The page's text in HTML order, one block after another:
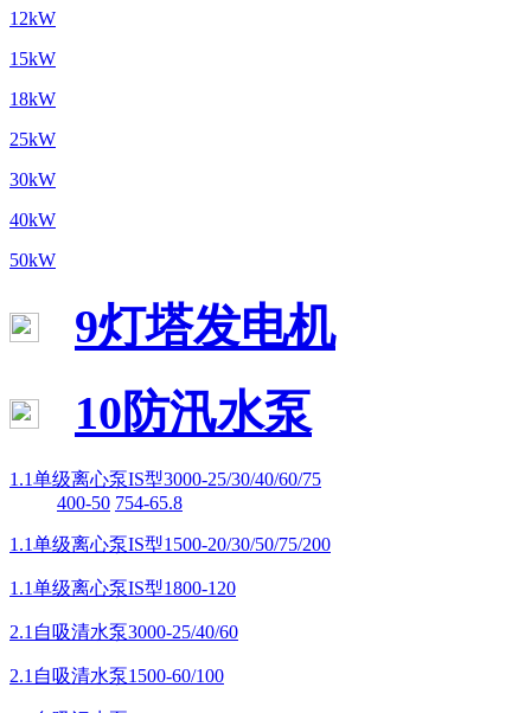
12kW
15kW
18kW
25kW
30kW
40kW
50kW
9灯塔发电机
10防汛水泵
1.1单级离心泵IS型3000-25/30/40/60/75
400-50 754-65.8
1.1单级离心泵IS型1500-20/30/50/75/200
1.1单级离心泵IS型1800-120
2.1自吸清水泵3000-25/40/60
2.1自吸清水泵1500-60/100